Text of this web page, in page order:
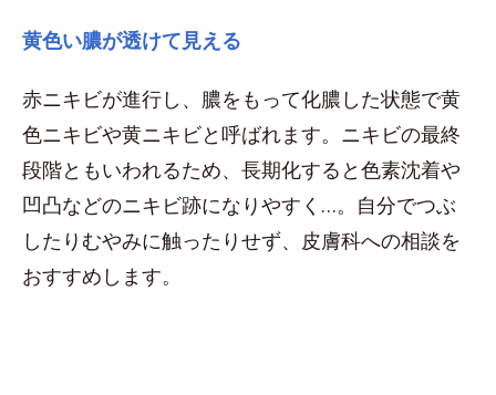
黄色い膿が透けて見える
赤ニキビが進行し、膿をもって化膿した状態で黄
色ニキビや黄ニキビと呼ばれます。ニキビの最終
段階ともいわれるため、長期化すると色素沈着や
凹凸などのニキビ跡になりやすく…。自分でつぶ
したりむやみに触ったりせず、皮膚科への相談を
おすすめします。